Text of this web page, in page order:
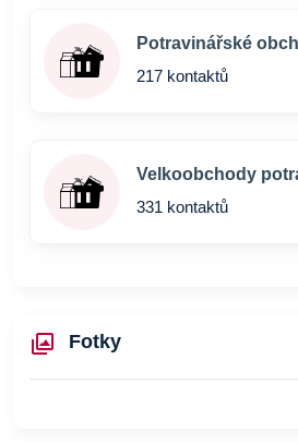
Potravinářské
217 kontaktů
Velkoobchody
331 kontaktů
Fotky